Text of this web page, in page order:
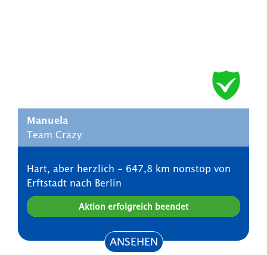
Manuela
Team Crazy
Hart, aber herzlich - 647,8 km nonstop von
Erftstadt nach Berlin
Aktion erfolgreich beendet
ANSEHEN